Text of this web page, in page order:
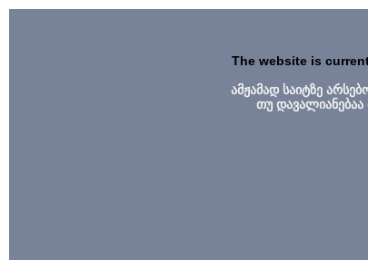
The website is
ამჟამად საიტზე
თუ